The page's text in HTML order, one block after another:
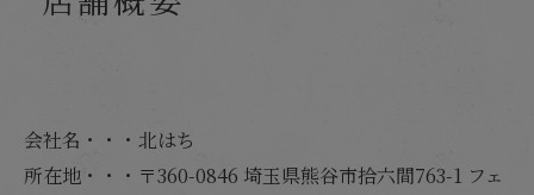
会社名・・・北はち
所在地・・・〒360-0846 埼玉県熊谷市拾六間763-1 フェ